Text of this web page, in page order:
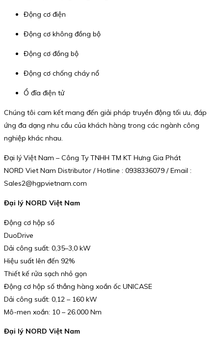
Động cơ điện
Động cơ không đồng bộ
Động cơ đồng bộ
Động cơ chống cháy nổ
Ổ đĩa điện tử
Chúng tôi cam kết mang đến giải pháp truyền động tối ưu, đáp
ứng đa dạng nhu cầu của khách hàng trong các ngành công
nghiệp khác nhau.
Đại lý Việt Nam – Công Ty TNHH TM KT Hưng Gia Phát
NORD Viet Nam Distributor / Hotline : 0938336079 / Email :
Sales2@hgpvietnam.com
Đại lý NORD Việt Nam
Động cơ hộp số
DuoDrive
Dải công suất: 0,35–3,0 kW
Hiệu suất lên đến 92%
Thiết kế rửa sạch nhỏ gọn
Động cơ hộp số thẳng hàng xoắn ốc UNICASE
Dải công suất: 0,12 – 160 kW
Mô-men xoắn: 10 – 26.000 Nm
Đại lý NORD Việt Nam